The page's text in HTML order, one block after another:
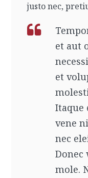
justo nec,
et aut
et
Itaque
vene
nec
Donec
mole.